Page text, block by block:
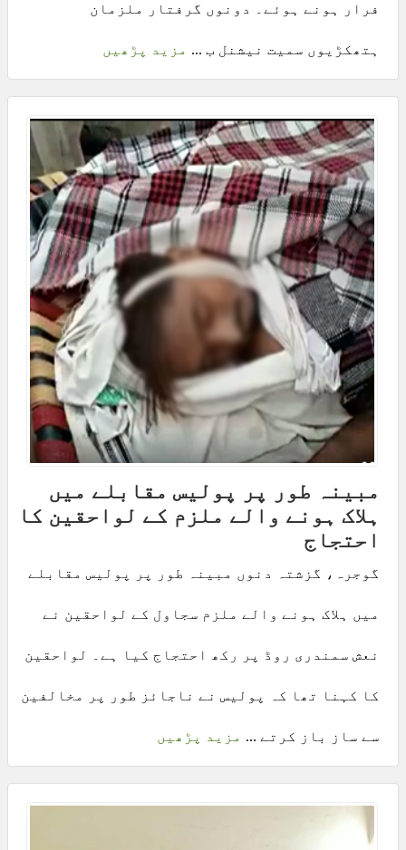
فرار ہونے ہوئے۔ دونوں گرفتار ملزمان
ہتھکڑیوں سمیت نیشنل ب ... مزید پڑھیں
مبینہ طور پر پولیس مقابلے میں
ہلاک ہونے والے ملزم کے لواحقین کا
احتجاج
گوجرہ، گزشتہ دنوں مبینہ طور پر پولیس مقابلے
میں ہلاک ہونے والے ملزم سجاول کے لواحقین نے
نعش سمندری روڈ پر رکھ احتجاج کیا ہے۔ لواحقین
کا کہنا تھا کہ پولیس نے ناجائز طور پر مخالفین
سے ساز باز کرتے ... مزید پڑھیں